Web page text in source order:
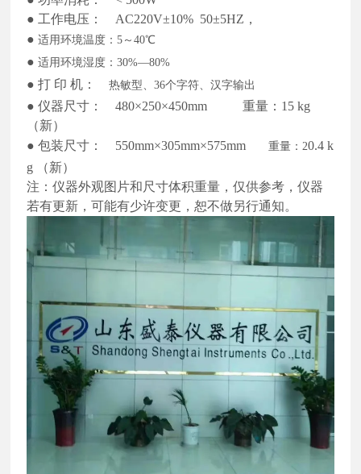
● 工作电压：
AC220V±10% 50±5HZ，
● 适用环境温度：5～40℃
● 适用环境湿度：30%—80%
● 打 印 机： 热敏型、36个字符、汉字输出
● 仪器尺寸： 480×250×450mm 重量： 15 kg
（新）
● 包装尺寸： 550mm×305mm×575mm 重量： 20.4 k
g
（新）
注：仪器外观图片和尺寸体积重量，仅供参考，仪器
若有更新，可能有少许变更，恕不做另行通知。